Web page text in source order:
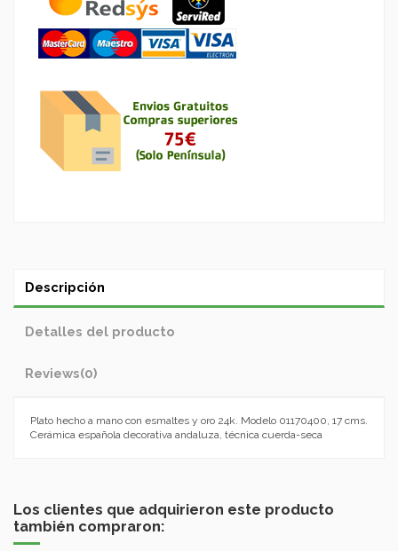
Descripción
Detalles del producto
Reviews(0)
Plato hecho a mano con esmaltes y oro 24k. Modelo 01170400, 17 cms.
Cerámica española decorativa andaluza, técnica cuerda-seca
Los clientes que adquirieron este producto
también compraron: